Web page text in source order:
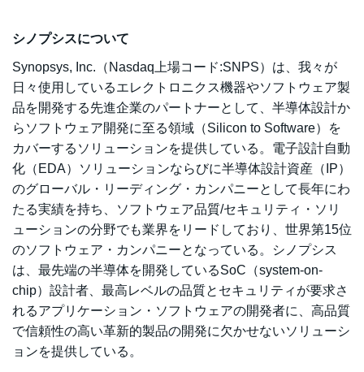
シノプシスについて
Synopsys, Inc.（Nasdaq上場コード:SNPS）は、我々が
日々使用しているエレクトロニクス機器やソフトウェア製
品を開発する先進企業のパートナーとして、半導体設計か
らソフトウェア開発に至る領域（Silicon to Software）を
カバーするソリューションを提供している。電子設計自動
化（EDA）ソリューションならびに半導体設計資産（IP）
のグローバル・リーディング・カンパニーとして長年にわ
たる実績を持ち、ソフトウェア品質/セキュリティ・ソリ
ューションの分野でも業界をリードしており、世界第15位
のソフトウェア・カンパニーとなっている。シノプシス
は、最先端の半導体を開発しているSoC（system-on-
chip）設計者、最高レベルの品質とセキュリティが要求さ
れるアプリケーション・ソフトウェアの開発者に、高品質
で信頼性の高い革新的製品の開発に欠かせないソリューシ
ョンを提供している。